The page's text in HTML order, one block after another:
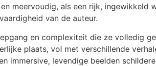
meervoudig, als een rijk, ingewikkeld
van de auteur.
en complexiteit die ze volledig
plaats, vol met verschillende
immersive, levendige beelden